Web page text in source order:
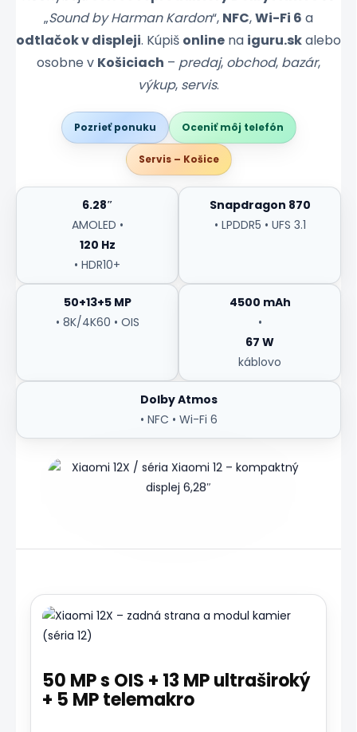
„Sound by Harman Kardon“, NFC,Wi-Fi 6 a
odtlačok v displeji. Kúpiš online na iguru.skalebo
osobne v Košiciach – predaj, obchod, bazár,
výkup, servis.
Pozrieť ponuku Oceniť môj telefón
Servis – Košice
6.28″
AMOLED •
120 Hz
• HDR10+
Snapdragon 870
• LPDDR5 • UFS 3.1
50+13+5 MP
• 8K/4K60 • OIS
4500 mAh
•
67 W
káblovo
Dolby Atmos
• NFC • Wi-Fi 6
Commons
série
12;
12X
zhodné
rozmery
50 MP s OIS + 13 MP ultraširoký
+ 5 MP telemakro